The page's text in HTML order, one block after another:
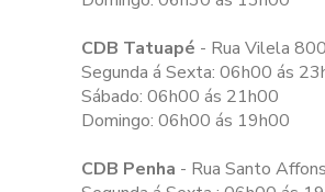
CDB Tatuapé - Rua Vilela
Segunda á Sexta: 06h00 ás
Sábado: 06h00 ás 21h00
Domingo: 06h00 ás 19h00
CDB Penha - Rua Santo